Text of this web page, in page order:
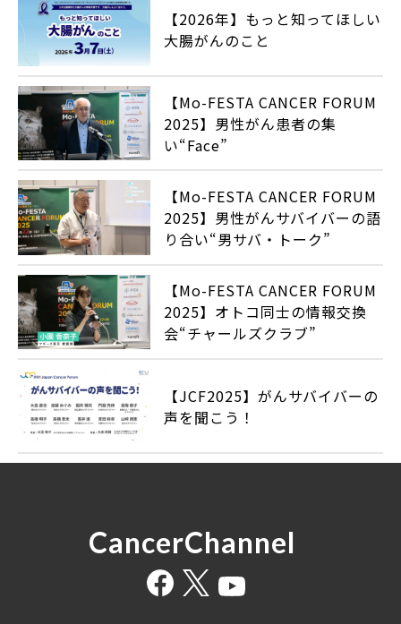
【2026年】もっと知ってほしい
大腸がんのこと
【Mo-FESTA CANCER FORUM
2025】男性がん患者の集
い“Face”
【Mo-FESTA CANCER FORUM
2025】男性がんサバイバーの語
り合い“男サバ・トーク”
【Mo-FESTA CANCER FORUM
2025】オトコ同士の情報交換
会“チャールズクラブ”
【JCF2025】がんサバイバーの
声を聞こう！
CancerChannel